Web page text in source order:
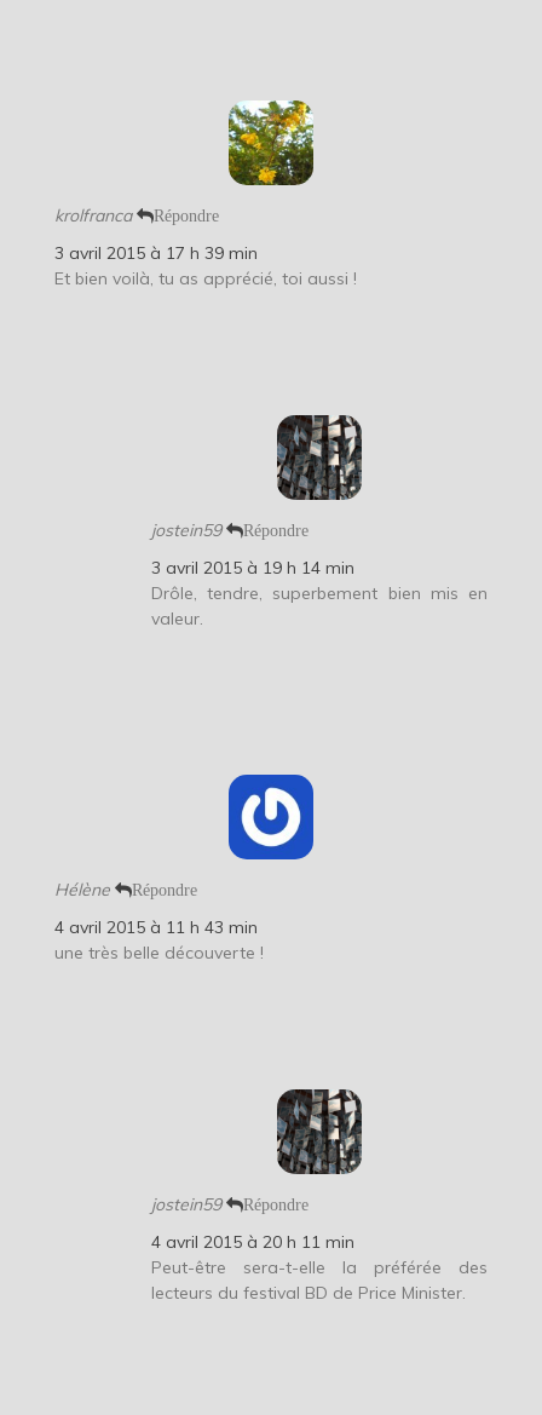
krolfranca Répondre
3 avril 2015 à 17 h 39 min
Et bien voilà, tu as apprécié, toi aussi !
jostein59 Répondre
3 avril 2015 à 19 h 14 min
Drôle, tendre, superbement bien mis en
valeur.
Hélène Répondre
4 avril 2015 à 11 h 43 min
une très belle découverte !
jostein59 Répondre
4 avril 2015 à 20 h 11 min
Peut-être sera-t-elle la préférée des
lecteurs du festival BD de Price Minister.